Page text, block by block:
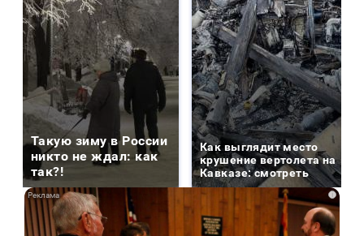
Такую зиму в России
никто не ждал: как
так?!
Как выглядит место
крушение вертолета на
Кавказе: смотреть
i